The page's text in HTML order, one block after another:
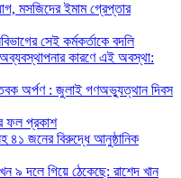
মসজিদের ইমাম গ্রেপ্তার
সেই কর্মকর্তাকে বদলি
অব্যবস্থাপনার কারণে এই অবস্থা:
অর্পণ : জুলাই গণঅভ্যুত্থান দিবস
ফল প্রকাশ
৪১ জনের বিরুদ্ধে আনুষ্ঠানিক
৯ দলে গিয়ে ঠেকেছে: রাশেদ খান